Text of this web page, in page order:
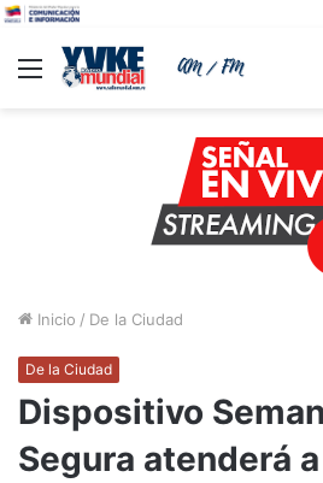
Menu
Inicio / De la Ciudad
De la Ciudad
Dispositivo
Segura atenderá